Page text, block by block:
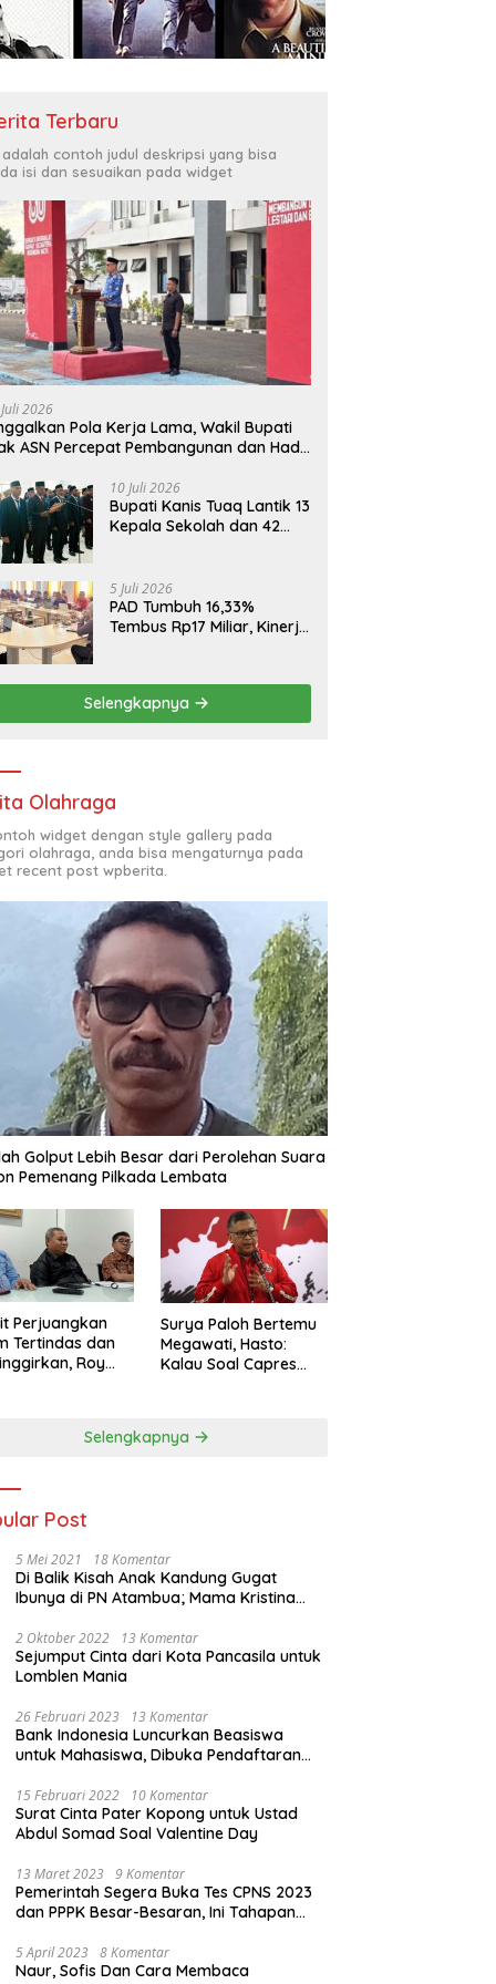
Terbaru
adalah contoh judul deskripsi yang bisa
isi dan sesuaikan pada widget
2026
Pola Kerja Lama, Wakil Bupati
ASN Percepat Pembangunan dan Hadir
10 Juli 2026
Bupati Kanis Tuaq Lantik 13
Kepala Sekolah dan 42
5 Juli 2026
PAD Tumbuh 16,33%
Tembus Rp17 Miliar, Kinerja
Selengkapnya
Olahraga
widget dengan style gallery pada
olahraga, anda bisa mengaturnya pada
recent post wpberita.
Golput Lebih Besar dari Perolehan Suara
Pemenang Pilkada Lembata
Perjuangkan
Tertindas dan
Roy
Surya Paloh Bertemu
Megawati, Hasto:
Kalau Soal Capres
Selengkapnya
Post
5 Mei 2021 18 Komentar
Di Balik Kisah Anak Kandung Gugat
Ibunya di PN Atambua; Mama Kristina
2 Oktober 2022 13 Komentar
Sejumput Cinta dari Kota Pancasila untuk
Lomblen Mania
26 Februari 2023 13 Komentar
Bank Indonesia Luncurkan Beasiswa
untuk Mahasiswa, Dibuka Pendaftaran
15 Februari 2022 10 Komentar
Surat Cinta Pater Kopong untuk Ustad
Abdul Somad Soal Valentine Day
13 Maret 2023 9 Komentar
Pemerintah Segera Buka Tes CPNS 2023
dan PPPK Besar-Besaran, Ini Tahapan
5 April 2023 8 Komentar
Naur, Sofis Dan Cara Membaca